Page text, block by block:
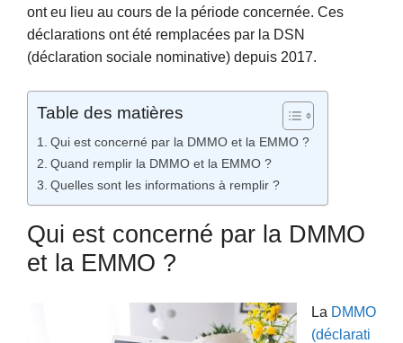
ont eu lieu au cours de la période concernée. Ces
déclarations ont été remplacées par la DSN
(déclaration sociale nominative) depuis 2017.
Table des matières
Qui est concerné par la DMMO et la EMMO ?
Quand remplir la DMMO et la EMMO ?
Quelles sont les informations à remplir ?
Qui est concerné par la DMMO
et la EMMO ?
La DMMO
(déclarati